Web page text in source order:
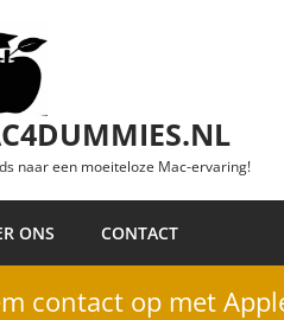
naar een moeiteloze Mac-ervaring!
ONS CONTACT
contact op met